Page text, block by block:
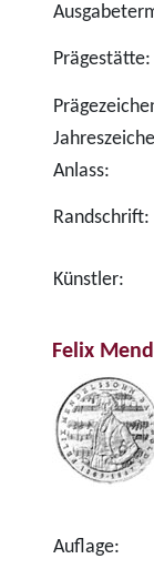
Prägestätte:
Anlass:
Randschrift:
Künstler:
Felix
Auflage: